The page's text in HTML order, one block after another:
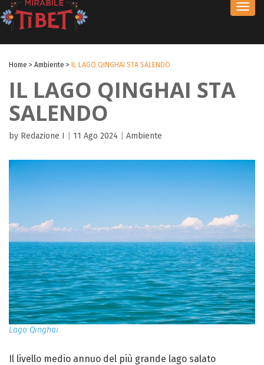
Home > Ambiente > IL LAGO QINGHAI STA SALENDO
IL LAGO QINGHAI STA
SALENDO
by Redazione I 11 Ago 2024 Ambiente
Lago Qinghai
Il livello medio annuo del più grande lago salato